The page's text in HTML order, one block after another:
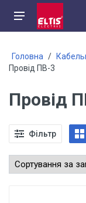
Головна /
Провід ПВ-3
Провід
Фільтр